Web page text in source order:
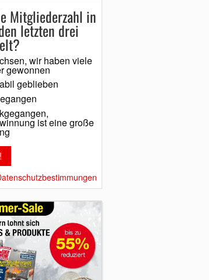
Mitgliederzahl in
letzten drei
wir haben viele
gewonnen
geblieben
ist eine große